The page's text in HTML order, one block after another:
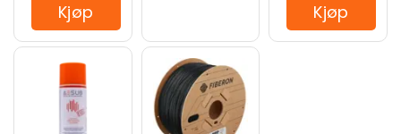
Kjøp Kjøp